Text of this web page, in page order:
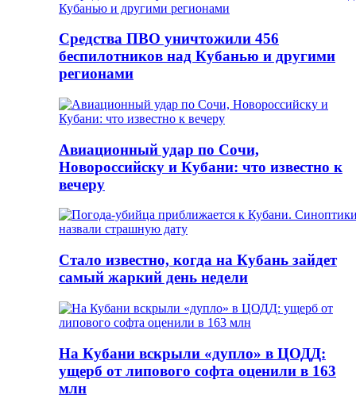
Средства ПВО уничтожили 456
беспилотников над Кубанью и другими
регионами
Авиационный удар по Сочи,
Новороссийску и Кубани: что известно к
вечеру
Стало известно, когда на Кубань зайдет
самый жаркий день недели
На Кубани вскрыли «дупло» в ЦОДД:
ущерб от липового софта оценили в 163
млн